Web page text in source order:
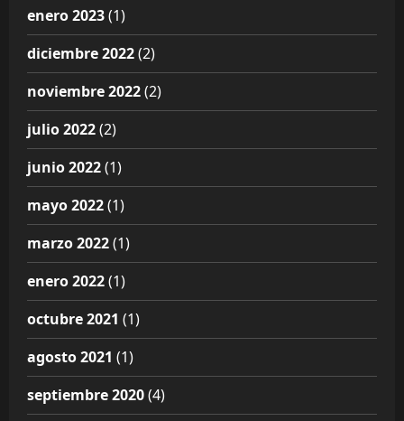
enero 2023(1)
diciembre 2022(2)
noviembre 2022(2)
julio 2022(2)
junio 2022(1)
mayo 2022(1)
marzo 2022(1)
enero 2022(1)
octubre 2021 (1)
agosto 2021 (1)
septiembre 2020(4)